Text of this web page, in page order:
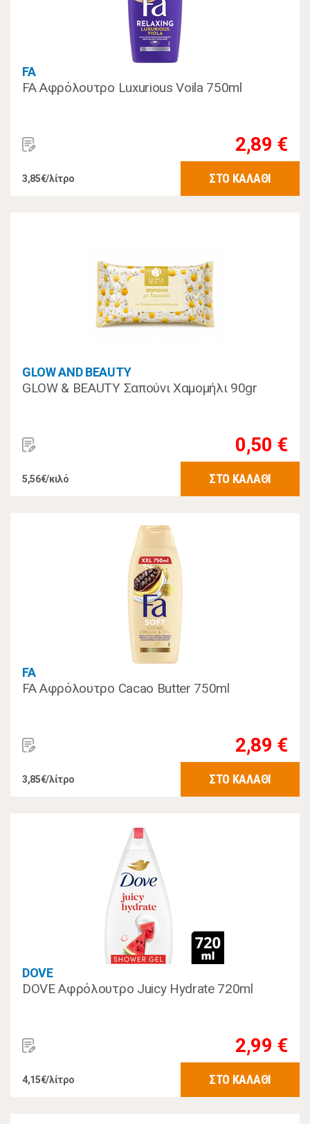
FA
FA Αφρόλουτρο Luxurious Voila 750ml
2,89 €
3,85€/λίτρο ΣΤΟ ΚΑΛΑΘΙ
GLOW AND BEAUTY
GLOW & BEAUTY Σαπούνι Χαμομήλι 90gr
0,50 €
5,56€/κιλό ΣΤΟ ΚΑΛΑΘΙ
FA
FA Αφρόλουτρο Cacao Butter 750ml
2,89 €
3,85€/λίτρο ΣΤΟ ΚΑΛΑΘΙ
DOVE
DOVE Αφρόλουτρο Juicy Hydrate 720ml
2,99 €
4,15€/λίτρο ΣΤΟ ΚΑΛΑΘΙ